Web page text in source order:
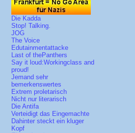
Die Kadda
Stop! Talking.
JOG
The Voice
Edutainmentattacke
Last of thePanthers
Say it loud:Workingclass and
proud!
Jemand sehr
bemerkenswertes
Extrem proletarisch
Nicht nur literarisch
Die Antifa
Verteidigt das Eingemachte
Dahinter steckt ein kluger
Kopf